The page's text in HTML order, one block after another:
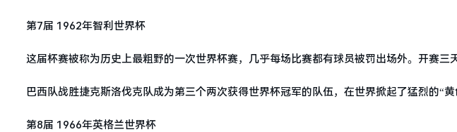
第7届 1962年智利世界杯
这届杯赛被称为历史上最粗野的一次世界杯赛，几乎每场比赛都有球员被罚出场外。开赛三
巴西队战胜捷克斯洛伐克队成为第三个两次获得世界杯冠军的队伍，在世界掀起了猛烈的“黄
第8届 1966年英格兰世界杯